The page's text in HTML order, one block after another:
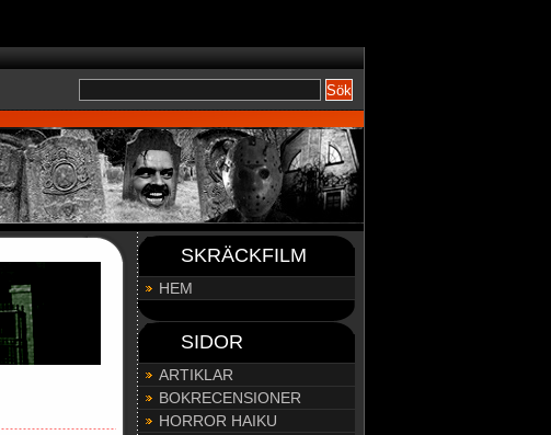
SKRÄCKFILM
HEM
SIDOR
ARTIKLAR
BOKRECENSIONER
HORROR HAIKU